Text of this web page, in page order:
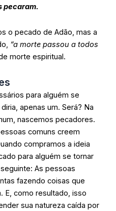
pecaram.
o pecado de Adão, mas a
“a morte passou a todos
morte espiritual.
para alguém se
apenas um. Será? Na
nascemos pecadores.
comuns creem
compramos a ideia
para alguém se tornar
As pessoas
fazendo coisas que
E, como resultado, isso
sua natureza caída por